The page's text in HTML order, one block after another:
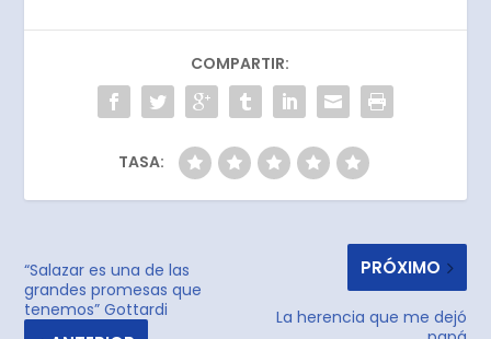
COMPARTIR:
TASA:
“Salazar es una de las
grandes promesas que
tenemos” Gottardi
PRÓXIMO
La herencia que me dejó